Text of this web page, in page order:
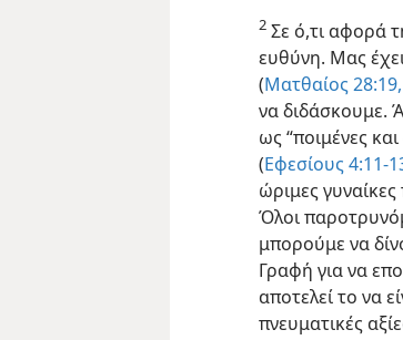
2 Σε ό,τι αφορά
ευθύνη. Μας
(Ματθαίος
να διδάσκουμε.
ως “ποιμένες
(Εφεσίους 4:11-
ώριμες
Όλοι
μπορούμε να
Γραφή για να
αποτελεί το να
πνευματικές